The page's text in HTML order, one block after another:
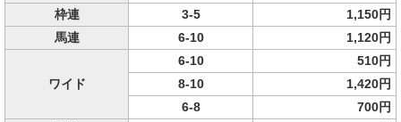
枠連
3-5
1,150円
馬連
6-10 1,120円
ワイド
6-10
510円
8-10
1,420円
6-8
700円